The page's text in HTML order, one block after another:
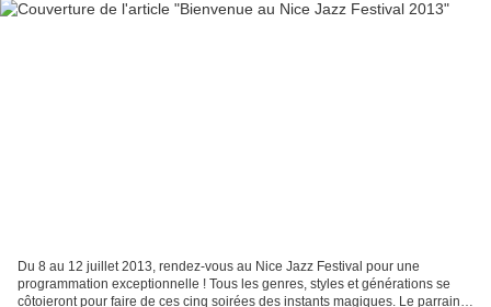
Du 8 au 12 juillet 2013, rendez-vous au Nice Jazz Festival pour une
programmation exceptionnelle ! Tous les genres, styles et générations se
côtoieront pour faire de ces cinq soirées des instants magiques. Le parrain